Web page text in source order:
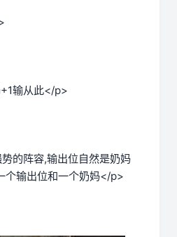
输从此</p>
的阵容,输出位自然是奶妈
个输出位和一个奶妈</p>